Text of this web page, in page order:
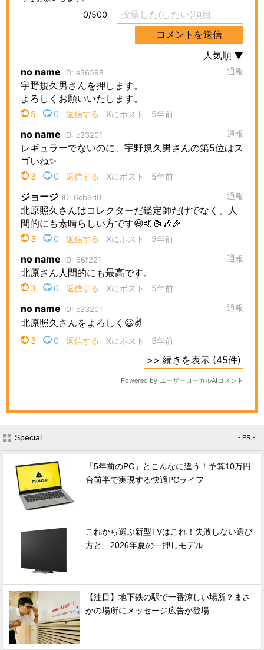
Special - PR -
「5年前のPC」とこんなに違う！予算10万円
台前半で実現する快適PCライフ
これから選ぶ新型TVはこれ！失敗しない選び
方と、2026年夏の一押しモデル
【注目】地下鉄の駅で一番涼しい場所？まさ
かの場所にメッセージ広告が登場